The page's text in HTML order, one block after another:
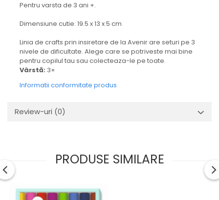
Pentru varsta de 3 ani +.
Dimensiune cutie: 19.5 x 13 x 5 cm
Linia de crafts prin insiretare de la Avenir are seturi pe 3
nivele de dificultate. Alege care se potriveste mai bine
pentru copilul tau sau colecteaza-le pe toate.
Vârstă: 3+
Informatii conformitate produs
Review-uri (0)
PRODUSE SIMILARE